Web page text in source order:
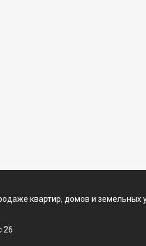
квартир, домов и земельных
26